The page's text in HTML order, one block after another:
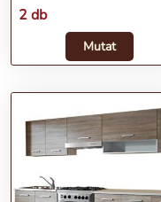
2 db
Mutat